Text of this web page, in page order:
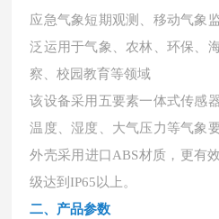
应急气象短期观测、移动气象
泛运用于气象、农林、环保、
察、校园教育等领域
该设备采用五要素一体式传感
温度、湿度、大气压力等气象
外壳采用进口 ABS材质，更有
级达到IP65以上。
二、产品参数